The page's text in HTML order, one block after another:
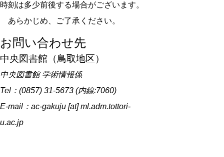
時刻は多少前後する場合がございます。
あらかじめ、ご了承ください。
お問い合わせ先
中央図書館（鳥取地区）
中央図書館 学術情報係
Tel：(0857) 31-5673 (内線:7060)
E-mail：ac-gakuju [at] ml.adm.tottori-
u.ac.jp